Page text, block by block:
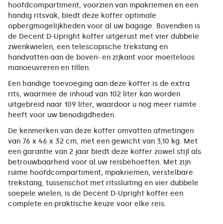
hoofdcompartiment, voorzien van inpakriemen en een
handig ritsvak, biedt deze koffer optimale
opbergmogelijkheden voor al uw bagage. Bovendien is
de Decent D-Upright koffer uitgerust met vier dubbele
zwenkwielen, een telescopische trekstang en
handvatten aan de boven- en zijkant voor moeiteloos
manoeuvreren en tillen.
Een handige toevoeging aan deze koffer is de extra
rits, waarmee de inhoud van 102 liter kan worden
uitgebreid naar 109 liter, waardoor u nog meer ruimte
heeft voor uw benodigdheden.
De kenmerken van deze koffer omvatten afmetingen
van 76 x 46 x 32 cm, met een gewicht van 3,10 kg. Met
een garantie van 2 jaar biedt deze koffer zowel stijl als
betrouwbaarheid voor al uw reisbehoeften. Met zijn
ruime hoofdcompartiment, inpakriemen, verstelbare
trekstang, tussenschot met ritssluiting en vier dubbele
soepele wielen, is de Decent D-Upright koffer een
complete en praktische keuze voor elke reis.